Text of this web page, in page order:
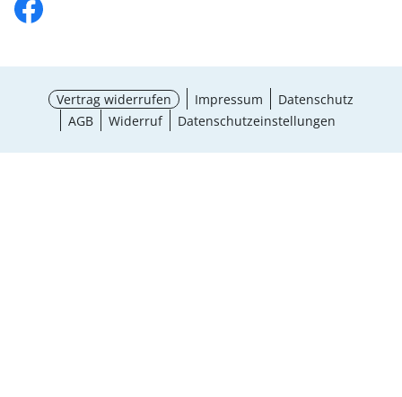
Vertrag widerrufen Impressum
Datenschutz
AGB
Widerruf Datenschutzeinstellungen